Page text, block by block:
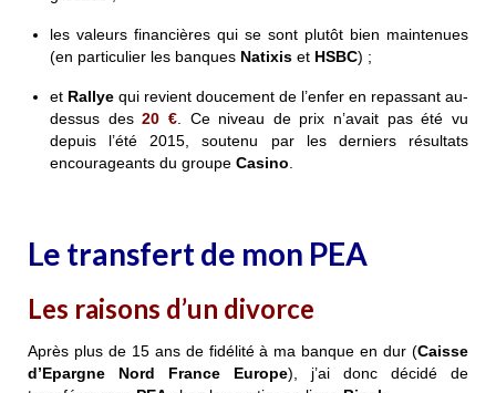
les valeurs financières qui se sont plutôt bien maintenues
(en particulier les banques Natixis et HSBC) ;
et Rallye qui revient doucement de l’enfer en repassant au-
dessus des20 €. Ce niveau de prix n’avait pas été vu
depuis l’été 2015, soutenu par les derniers résultats
encourageants du groupe Casino.
Le transfert de mon PEA
Les raisons d’un divorce
Après plus de 15 ans de fidélité à ma banque en dur (Caisse
d’Epargne Nord France Europe), j’ai donc décidé de